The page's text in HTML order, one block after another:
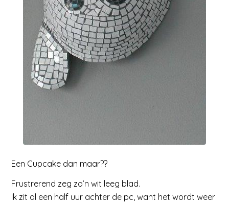
Een Cupcake dan maar??
Frustrerend zeg zo’n wit leeg blad.
Ik zit al een half uur achter de pc, want het wordt weer